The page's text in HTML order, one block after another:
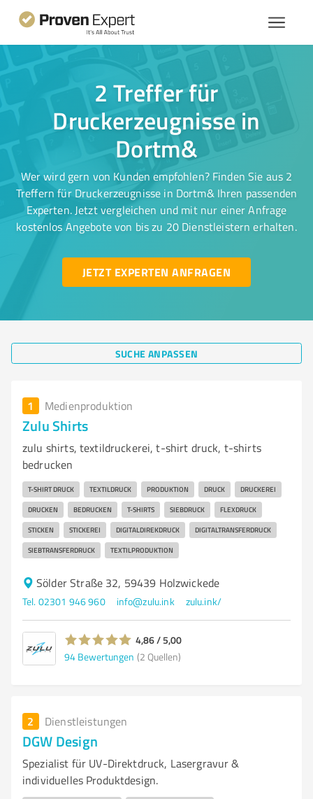
2 Treffer für
Druckerzeugnisse in
Dortm&
Wer wird gern von Kunden empfohlen? Finden Sie aus 2
Treffern für Druckerzeugnisse in Dortm& Ihren passenden
Experten. Jetzt vergleichen und mit nur einer Anfrage
kostenlos Angebote von bis zu 20 Dienstleistern erhalten.
JETZT EXPERTEN ANFRAGEN
SUCHE ANPASSEN
1 Medienproduktion
Zulu Shirts
zulu shirts, textildruckerei, t-shirt druck, t-shirts
bedrucken
T-SHIRT DRUCK TEXTILDRUCK PRODUKTION DRUCK DRUCKEREI
DRUCKEN BEDRUCKEN T-SHIRTS SIEBDRUCK FLEXDRUCK
STICKEN STICKEREI DIGITALDIREKDRUCK DIGITALTRANSFERDRUCK
SIEBTRANSFERDRUCK TEXTILPRODUKTION
Sölder Straße 32, 59439 Holzwickede
Tel. 02301 946 960 info@zulu.ink zulu.ink/
4,86 / 5,00
94 Bewertungen (2 Quellen)
2 Dienstleistungen
DGW Design
Spezialist für UV-Direktdruck, Lasergravur &
individuelles Produktdesign.